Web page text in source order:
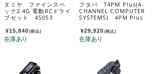
タミヤ ファインスペ
ック2.4G 電動RCドライ
ブセット 45053
¥15,840 (税込)
フタバ T4PM Plus(4-
CHANNEL COMPUTER
SYSTEMS) 4PM Plus
2付 035883
¥29,920 (税込)